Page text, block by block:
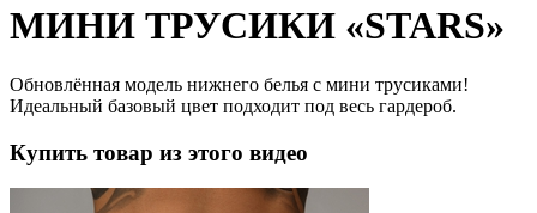
МИНИ ТРУСИКИ «STARS»
Обновлённая модель нижнего белья с мини трусиками!
Идеальный базовый цвет подходит под весь гардероб.
Купить товар из этого видео